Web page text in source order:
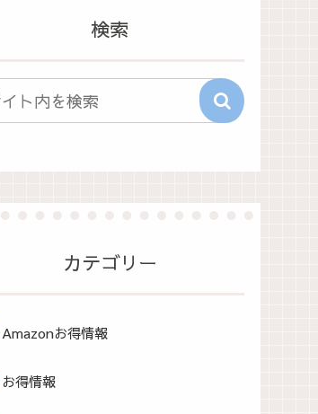
検索
カテゴリー
Amazonお得情報
お得情報